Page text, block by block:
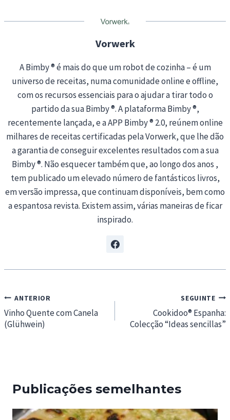
g
Vorwerk
A Bimby ® é mais do que um robot de cozinha – é um
universo de receitas, numa comunidade online e offline,
com os recursos essenciais para o ajudar a tirar todo o
partido da sua Bimby ®. A plataforma Bimby ®,
recentemente lançada, e a APP Bimby ® 2.0, reúnem online
milhares de receitas certificadas pela Vorwerk, que lhe dão
a garantia de conseguir excelentes resultados com a sua
Bimby ®. Não esquecer também que, ao longo dos anos ,
tem publicado um elevado número de fantásticos livros,
em versão impressa, que continuam disponíveis, bem como
a espantosa revista. Existem assim, várias maneiras de ficar
inspirado.
Navegação
de
artigos
ANTERIOR
Vinho Quente com Canela
(Glühwein)
SEGUINTE
Cookidoo® Espanha:
Colecção “Ideas sencillas”
Publicações semelhantes